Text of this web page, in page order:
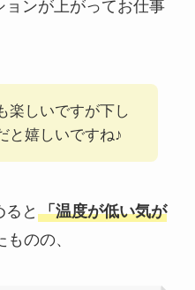
ンが上がってお仕事
楽しいですが下し
と嬉しいですね♪
と 「温度が低い気が
のの、